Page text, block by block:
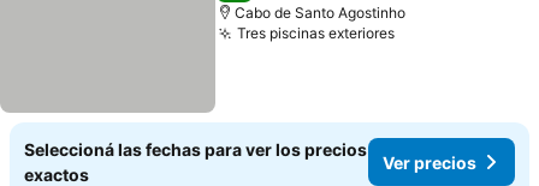
Cabo de Santo Agostinho
Tres piscinas exteriores
Seleccioná las fechas para ver los precios
exactos
Ver precios